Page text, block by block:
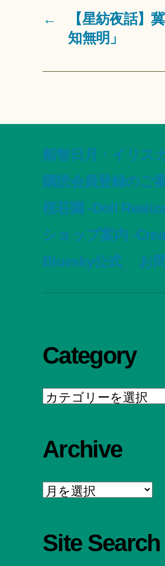
←
【星紡夜話】
知無明」
船智日月・イリス
購読会員登録のご
桜荘園 -Doll
ショップ案内 -
Bluesky公式
お
Category
Category
Archive
Archive
Site Search